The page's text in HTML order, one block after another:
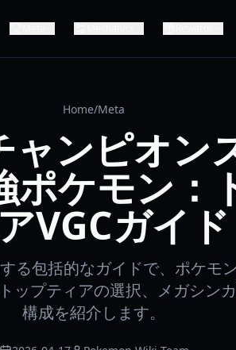
Home/Meta
ャンピオン
ポケモン：
VGCガイド
る包括的なガイドで、ポケモ
ップティアの選択、メガシン
構成を紹介します。